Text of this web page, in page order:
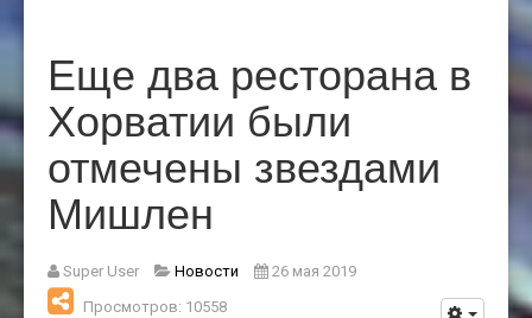
Еще два ресторана в
Хорватии были
отмечены звездами
Мишлен
Super User Новости
26 мая 2019
Просмотров: 10558